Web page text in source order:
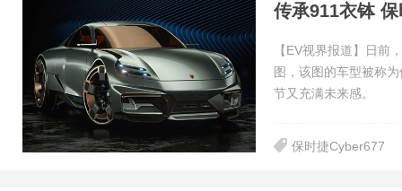
传承911衣钵
【EV视界报道】日前
图，该图的车型被称
节又充满未来感。
保时捷Cyber677